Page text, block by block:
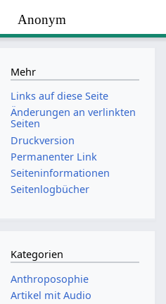
Anonym
Mehr
Links auf diese Seite
Änderungen an verlinkten
Seiten
Druckversion
Permanenter Link
Seiten­­informationen
Seitenlogbücher
Kategorien
Anthroposophie
Artikel mit Audio